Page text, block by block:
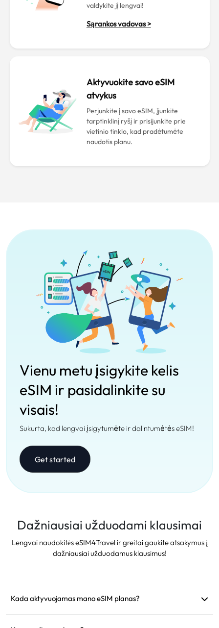
valdykite jį lengvai!
Sąrankos vadovas >
Aktyvuokite savo eSIM
atvykus
Perjunkite į savo eSIM, įjunkite
tarptinklinį ryšį ir prisijunkite prie
vietinio tinklo, kad pradėtumėte
naudotis planu.
Vienu metu įsigykite kelis
eSIM ir pasidalinkite su
visais!
Sukurta, kad lengvai įsigytumėte ir dalintumėtės eSIM!
Get started
Dažniausiai užduodami klausimai
Lengvai naudokitės eSIM4Travel ir greitai gaukite atsakymus į
dažniausiai užduodamus klausimus!
Kada aktyvuojamas mano eSIM planas?